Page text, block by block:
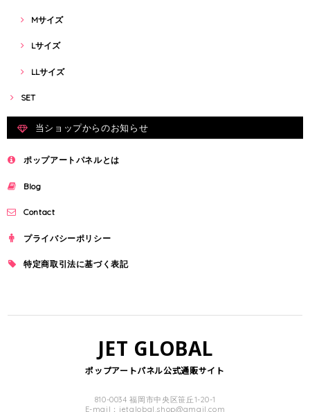
Mサイズ
Lサイズ
LLサイズ
SET
当ショップからのお知らせ
ポップアートパネルとは
Blog
Contact
プライバシーポリシー
特定商取引法に基づく表記
JET GLOBAL
ポップアートパネル公式通販サイト
810-0034 福岡市中央区笹丘1-20-1
E-mail： jetglobal.shop@gmail.com